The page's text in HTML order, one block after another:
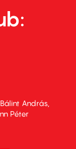
Bálint András
Péter